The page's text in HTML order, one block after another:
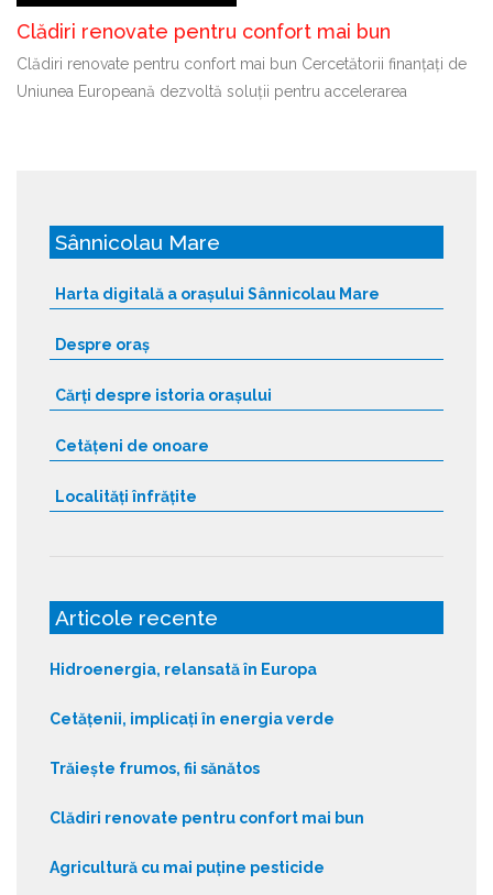
Clădiri renovate pentru confort mai bun
Clădiri renovate pentru confort mai bun Cercetătorii finanțați de
Uniunea Europeană dezvoltă soluții pentru accelerarea
Sânnicolau Mare
Harta digitală a orașului Sânnicolau Mare
Despre oraș
Cărți despre istoria orașului
Cetățeni de onoare
Localități înfrățite
Articole recente
Hidroenergia, relansată în Europa
Cetățenii, implicați în energia verde
Trăiește frumos, fii sănătos
Clădiri renovate pentru confort mai bun
Agricultură cu mai puține pesticide